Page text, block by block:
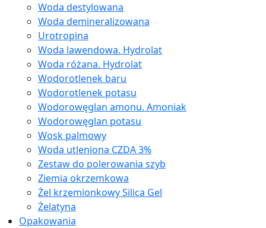
Woda destylowana
Woda demineralizowana
Urotropina
Woda lawendowa. Hydrolat
Woda różana. Hydrolat
Wodorotlenek baru
Wodorotlenek potasu
Wodorowęglan amonu. Amoniak
Wodorowęglan potasu
Wosk palmowy
Woda utleniona CZDA 3%
Zestaw do polerowania szyb
Ziemia okrzemkowa
Żel krzemionkowy Silica Gel
Żelatyna
Opakowania